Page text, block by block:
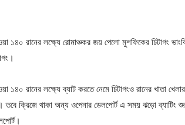
১৪০ রানের লক্ষ্যে রোমাঞ্চকর জয় পেলো মুশফিকের চিটাগং
১৪০ রানের লক্ষ্যে ব্যাট করতে নেমে চিটাগংও রানের খাতা
তবে ক্রিজে থাকা অন্য ওপেনার ডেলপোর্ট এ সময় ঝড়ো